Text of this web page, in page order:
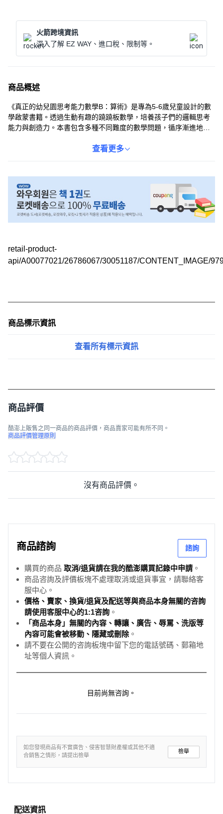
火箭跨境資訊
深入了解 EZ WAY、進口稅、限制等。
商品概述
《真正的幼兒園思考能力數學B：算術》是專為5-6歲兒童設計的數
學啟蒙書籍。透過生動有趣的蹺蹺板數學，培養孩子們的邏輯思考
能力與創造力。本書包含多種不同難度的數學問題，循序漸進地引
必備的數學概念，並結合遊戲化的思考活動，讓孩子在玩樂中學
查看更多
retail-product-
api/A00077021/26786067/30051187/CONTENT_IMAGE/
商品標示資訊
查看所有標示資訊
商品評價
酷澎上販售之同一商品的商品評價，商品賣家可能有所不同。
商品評價管理原則
沒有商品評價。
商品諮詢 諮詢
購買的商品 取消/退貨請在我的酷澎購買記錄中申請 。
商品咨詢及評價板塊不處理取消或退貨事宜，請聯絡客
服中心。
價格、賣家、換貨/退貨及配送等與商品本身無關的咨詢
請使用客服中心的1:1咨詢 。
「商品本身」無關的內容、轉讓、廣告、辱罵、洗版等
內容可能會被移動、隱藏或刪除。
請不要在公開的咨詢板塊中留下您的電話號碼、郵箱地
址等個人資訊。
目前尚無咨詢。
如您發現商品有不實廣告、侵害智慧財產權或其他不適
合銷售之情形，請提出檢舉
檢舉
配送資訊